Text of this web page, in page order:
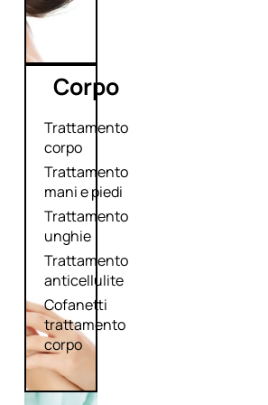
Corpo
Trattamento
corpo
Trattamento
mani e piedi
Trattamento
unghie
Trattamento
anticellulite
Cofanetti
trattamento
corpo